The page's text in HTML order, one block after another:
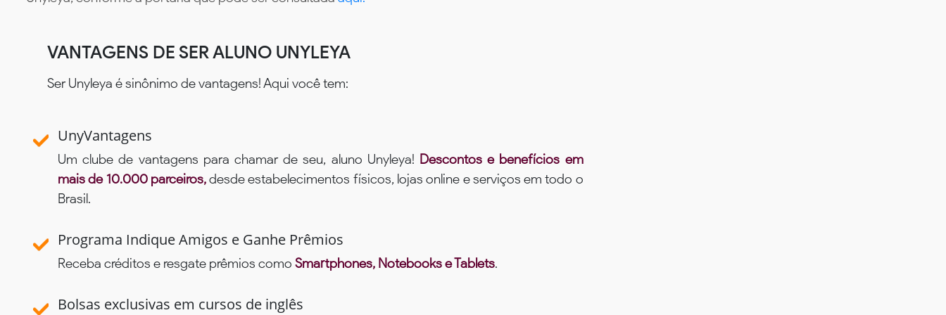
VANTAGENS DE SER ALUNO UNYLEYA
Ser Unyleya é sinônimo de vantagens! Aqui você tem:
UnyVantagens
Um clube de vantagens para chamar de seu, aluno Unyleya! Descontos e benefícios em
mais de 10.000 parceiros,desde estabelecimentos físicos, lojas online e serviços em todo o
Brasil.
Programa Indique Amigos e Ganhe Prêmios
Receba créditos e resgate prêmios como Smartphones, Notebooks e Tablets.
Bolsas exclusivas em cursos de inglês